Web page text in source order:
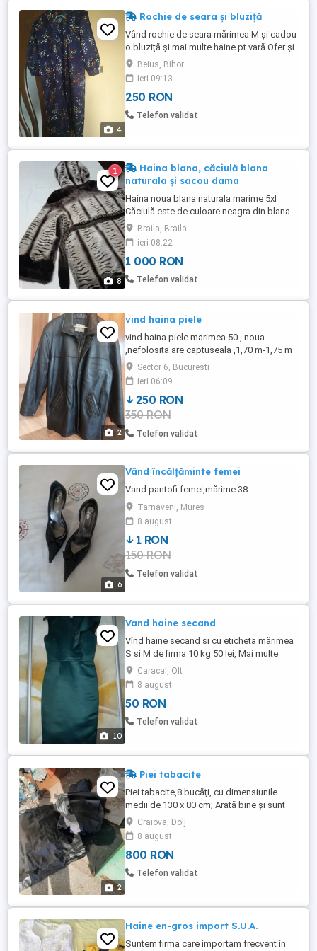
4
Rochie de seara și bluziță
Vând rochie de seara mărimea M și cadou
o bluziță și mai multe haine pt vară.Ofer și
cer seriozitate.trimite ți mesaj doar
persoanele INTERESATE
Beius, Bihor
ieri 09:13
250 RON
Telefon validat
8
1
Haina blana, căciulă blana
naturala și sacou dama
Haina noua blana naturala marime 5xl
Căciulă este de culoare neagra din blana
naturala Sacou dama de culoare vișiniu
marime 3xl
Braila, Braila
ieri 08:22
1 000 RON
Telefon validat
2
vind haina piele
vind haina piele marimea 50 , noua
,nefolosita are captuseala ,1,70 m-1,75 m
inaltimea barbatului .
Sector 6, Bucuresti
ieri 06:09
250 RON
350 RON
Telefon validat
6
Vând încălțăminte femei
Vand pantofi femei,mărime 38
Tarnaveni, Mures
8 august
1 RON
150 RON
Telefon validat
10
Vand haine secand
Vînd haine secand si cu eticheta mărimea
S si M de firma 10 kg 50 lei, Mai multe
detalii si poze la nr de telefon .
Caracal, Olt
8 august
50 RON
Telefon validat
2
Piei tabacite
Piei tabacite,8 bucăți, cu dimensiunile
medii de 130 x 80 cm; Arată bine și sunt
fine bune de prelucrat.
Craiova, Dolj
8 august
800 RON
Telefon validat
Haine en-gros import S.U.A.
Suntem firma care importam frecvent in